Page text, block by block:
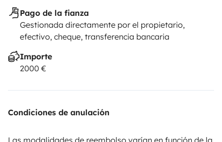
Pago de la fianza
Gestionada directamente por el propietario,
efectivo, cheque, transferencia bancaria
Importe
2000 €
Condiciones de anulación
Las modalidades de reembolso varían en función de la